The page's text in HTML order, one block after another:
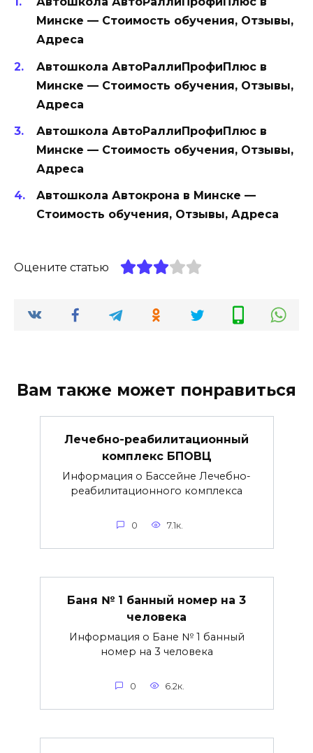
Минске — Стоимость обучения, Отзывы,
Адреса
Автошкола АвтоРаллиПрофиПлюс в
Минске — Стоимость обучения, Отзывы,
Адреса
Автошкола АвтоРаллиПрофиПлюс в
Минске — Стоимость обучения, Отзывы,
Адреса
Автошкола Автокрона в Минске —
Стоимость обучения, Отзывы, Адреса
Оцените статью
Вам также может понравиться
Лечебно-реабилитационный
комплекс БПОВЦ
Информация о Бассейне Лечебно-
реабилитационного комплекса
0 7.1к.
Баня № 1 банный номер на 3
человека
Информация о Бане № 1 банный
номер на 3 человека
0 6.2к.